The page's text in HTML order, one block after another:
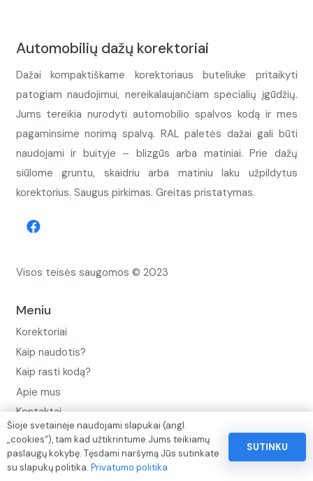
Automobilių dažų korektoriai
Dažai kompaktiškame korektoriaus buteliuke pritaikyti
patogiam naudojimui, nereikalaujančiam specialių įgūdžių.
Jums tereikia nurodyti automobilio spalvos kodą ir mes
pagaminsime norimą spalvą. RAL paletės dažai gali būti
naudojami ir buityje – blizgūs arba matiniai. Prie dažų
siūlome gruntu, skaidriu arba matiniu laku užpildytus
korektorius. Saugus pirkimas. Greitas pristatymas.
Visos teisės saugomos © 2023
Meniu
Korektoriai
Kaip naudotis?
Kaip rasti kodą?
Apie mus
Kontaktai
Privatumo politika
Pinigų ir prekių grąžinimo politika
Šioje svetainėje naudojami slapukai (angl.
„cookies“), tam kad užtikrintume Jums teikiamų
paslaugų kokybę. Tęsdami naršymą Jūs sutinkate
su slapukų politika. Privatumo politika
SUTINKU